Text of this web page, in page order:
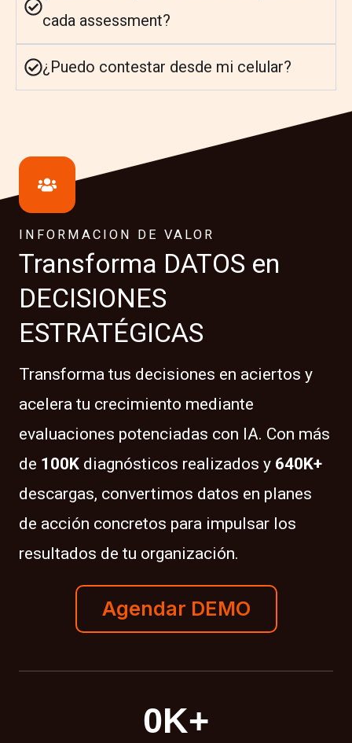
cada assessment?
¿Puedo contestar desde mi celular?
INFORMACION DE VALOR
Transforma DATOS en
DECISIONES
ESTRATÉGICAS
Transforma tus decisiones en aciertos y
acelera tu crecimiento mediante
evaluaciones potenciadas con IA. Con más
de 100K diagnósticos realizados y 640K+
descargas, convertimos datos en planes
de acción concretos para impulsar los
resultados de tu organización.
Agendar DEMO
0K+